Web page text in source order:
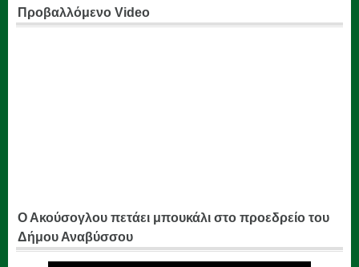
Προβαλλόμενο Video
Ο Ακούσογλου πετάει μπουκάλι στο προεδρείο του
Δήμου Αναβύσσου